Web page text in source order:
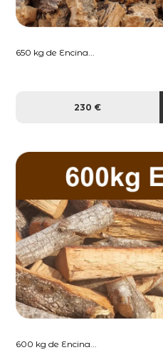
650 kg de Encina...
230 €
600 kg de Encina...